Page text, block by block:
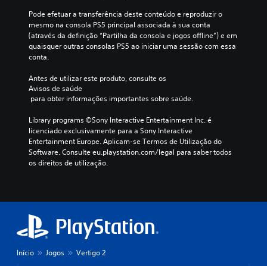
Pode efetuar a transferência deste conteúdo e reproduzir o
mesmo na consola PS5 principal associada à sua conta
(através da definição “Partilha da consola e jogos offline”) e em
quaisquer outras consolas PS5 ao iniciar uma sessão com essa
conta.
Antes de utilizar este produto, consulte os
Avisos de saúde
para obter informações importantes sobre saúde.
Library programs ©Sony Interactive Entertainment Inc. é
licenciado exclusivamente para a Sony Interactive
Entertainment Europe. Aplicam-se Termos de Utilização do
Software. Consulte eu.playstation.com/legal para saber todos
os direitos de utilização.
Início Jogos Vertigo 2